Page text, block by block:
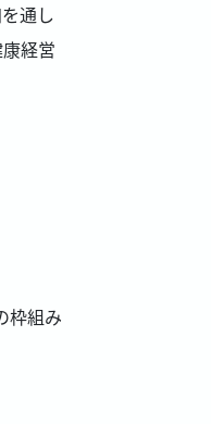
通し
経営
枠組み